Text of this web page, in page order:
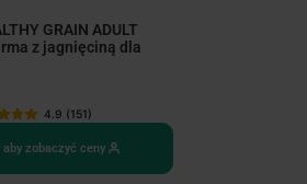
GRAIN ADULT
z jagnięciną dla
4.9 (151)
zobaczyć ceny